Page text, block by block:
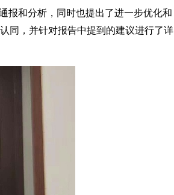
报和分析，同时也提出了进一步优化和
同，并针对报告中提到的建议进行了详